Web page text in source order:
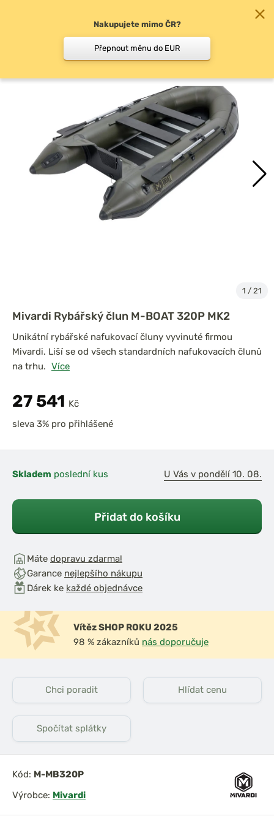
1 / 21
Mivardi Rybářský člun M-BOAT 320P MK2
Unikátní rybářské nafukovací čluny vyvinuté firmou
Mivardi. Liší se od všech standardních nafukovacích člunů
na trhu. Více
27 541 Kč
sleva 3% pro přihlášené
Skladem poslední kus U Vás v pondělí 10. 08.
Přidat do košíku
Máte dopravu zdarma!
Garance nejlepšího nákupu
Dárek ke každé objednávce
Vítěz SHOP ROKU 2025
98 % zákazníků nás doporučuje
Chci poradit Hlídat cenu
Spočítat splátky
Kód: M-MB320P
Výrobce: Mivardi
Nakupujete mimo ČR?
Přepnout měnu do EUR